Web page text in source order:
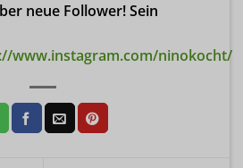
neue Follower! Sein
www.instagram.com/ninokocht/